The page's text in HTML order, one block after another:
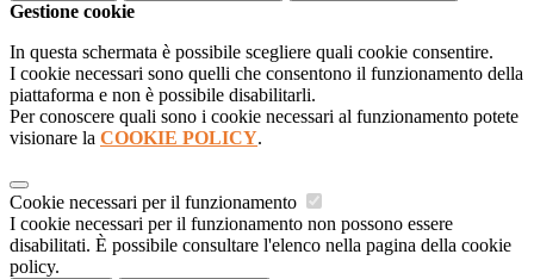
Gestione cookie
In questa schermata è possibile scegliere quali cookie consentire.
I cookie necessari sono quelli che consentono il funzionamento della
piattaforma e non è possibile disabilitarli.
Per conoscere quali sono i cookie necessari al funzionamento potete
visionare la COOKIE POLICY.
Cookie necessari per il funzionamento
I cookie necessari per il funzionamento non possono essere
disabilitati. È possibile consultare l'elenco nella pagina della cookie
policy.